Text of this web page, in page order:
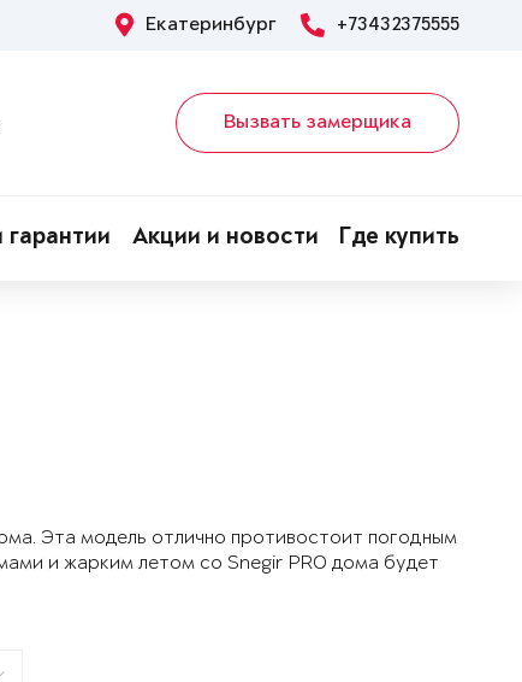
Екатеринбург +73432375555
Вызвать замерщика
гарантии Акции и новости Где купить
Эта модель отлично противостоит погодным
и жарким летом со Snegir PRO дома будет